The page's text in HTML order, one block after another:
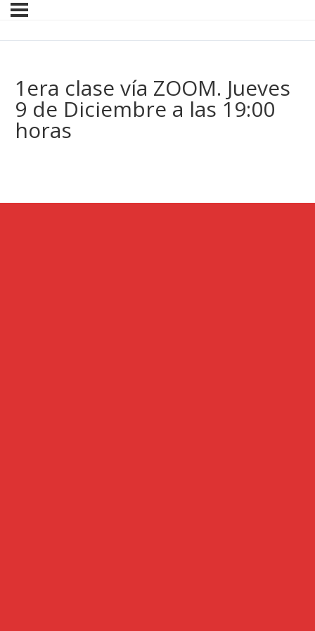
1era clase vía ZOOM. Jueves
9 de Diciembre a las 19:00
horas